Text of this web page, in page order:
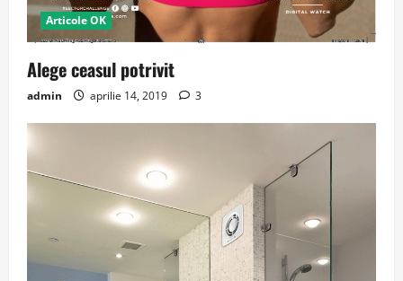
Articole OK
Alege ceasul potrivit
admin aprilie 14, 2019 3